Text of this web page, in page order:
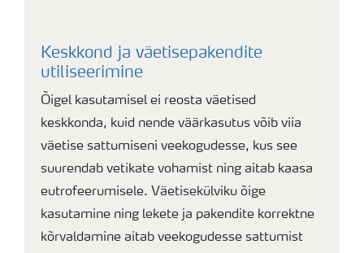
Keskkond ja väetisepakendite
utiliseerimine
Õigel kasutamisel ei reosta väetised
keskkonda, kuid nende väärkasutus võib viia
väetise sattumiseni veekogudesse, kus see
suurendab vetikate vohamist ning aitab kaasa
eutrofeerumisele. Väetisekülviku õige
kasutamine ning lekete ja pakendite korrektne
kõrvaldamine aitab veekogudesse sattumist